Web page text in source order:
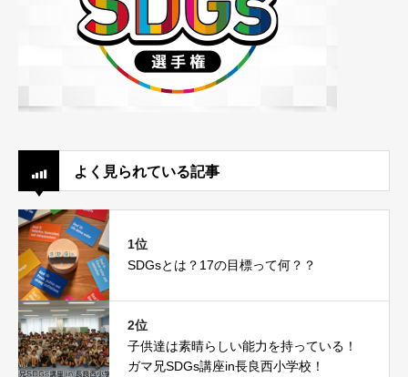
よく見られている記事
1位
SDGsとは？17の目標って何？？
2位
子供達は素晴らしい能力を持っている！
ガマ兄SDGs講座in長良西小学校！